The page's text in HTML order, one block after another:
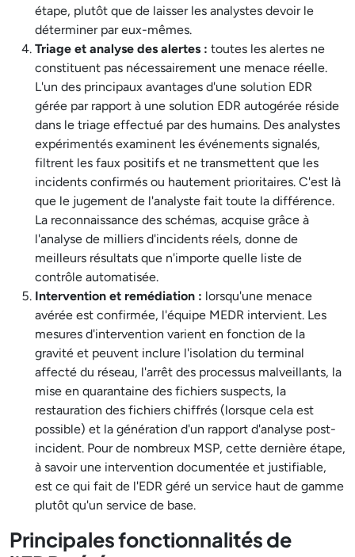
étape, plutôt que de laisser les analystes devoir le
déterminer par eux-mêmes.
Triage et analyse des alertes : toutes les alertes ne
constituent pas nécessairement une menace réelle.
L'un des principaux avantages d'une solution EDR
gérée par rapport à une solution EDR autogérée réside
dans le triage effectué par des humains. Des analystes
expérimentés examinent les événements signalés,
filtrent les faux positifs et ne transmettent que les
incidents confirmés ou hautement prioritaires. C'est là
que le jugement de l'analyste fait toute la différence.
La reconnaissance des schémas, acquise grâce à
l'analyse de milliers d'incidents réels, donne de
meilleurs résultats que n'importe quelle liste de
contrôle automatisée.
Intervention et remédiation : lorsqu'une menace
avérée est confirmée, l'équipe MEDR intervient. Les
mesures d'intervention varient en fonction de la
gravité et peuvent inclure l'isolation du terminal
affecté du réseau, l'arrêt des processus malveillants, la
mise en quarantaine des fichiers suspects, la
restauration des fichiers chiffrés (lorsque cela est
possible) et la génération d'un rapport d'analyse post-
incident. Pour de nombreux MSP, cette dernière étape,
à savoir une intervention documentée et justifiable,
est ce qui fait de l'EDR géré un service haut de gamme
plutôt qu'un service de base.
Principales fonctionnalités de